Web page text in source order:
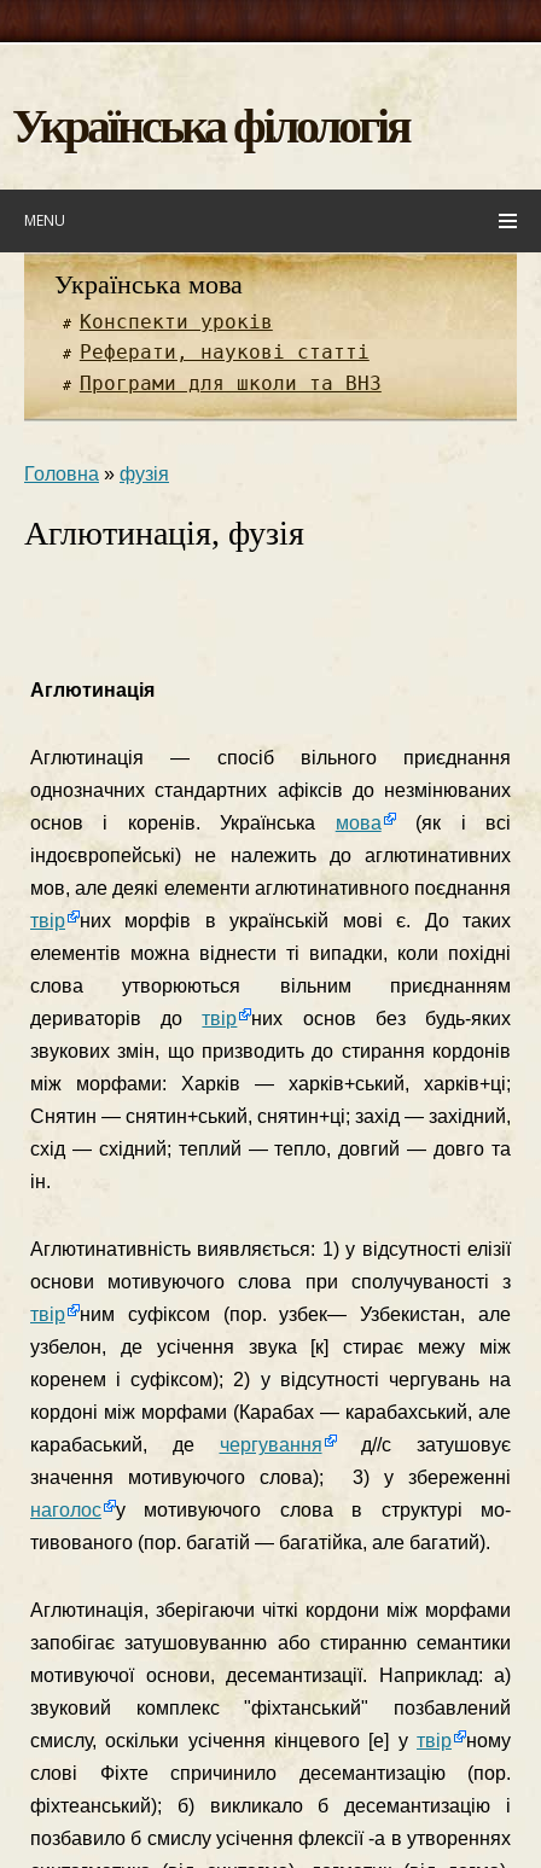
Українська філологія
MENU
Українська мова
Конспекти уроків
Реферати, наукові статті
Програми для школи та ВНЗ
Головна » фузія
Аглютинація, фузія
Аглютинація
Аглютинація — спосіб вільного приєднання
однознач­них стандартних афіксів до незмінюваних
основ і коренів. Українська мова
(як і всі
індоєвропейські) не належить до аглютинативних
мов, але деякі елементи аглютинативного поєднання
твір
них морфів в українській мові є. До таких
елементів можна від­нести ті випадки, коли похідні
слова утворюються вільним приєднанням
дериваторів дотвір
них основ без будь-яких
звукових змін, що призводить до стирання кордонів
між морфами: Харків — харків+ський, харків+ці;
Снятин — снятин+ський, снятин+ці; захід — західний,
схід — східний; теплий — тепло, довгий — довго та
ін.
Аглютинативність виявляється: 1) у відсутності елізії
основи мотивуючого слова при сполучуваності з
твір
ним суфіксом (пор. узбек— Узбекистан, але
узбелон, де усічення звука [к] стирає межу між
коренем і суфіксом); 2) у відсутності чергувань на
кордоні між морфами (Карабах — карабахський, але
карабаський, де чергування
д//с затушовує
значення мотивуючого слова); 3) у збереженні
наголос
у мотивуючого слова в структурі мо­
тивованого (пор. багатій — багатійка, але багатий).
Аглютинація, зберігаючи чіткі кордони між морфами
запобігає затушовуванню або стиранню семантики
моти­вуючої основи, десемантизації. Наприклад: а)
звуковий ком­плекс "фіхтанський" позбавлений
смислу, оскільки усічен­ня кінцевого [е] у твір
ному
слові Фіхте спричинило десемантизацію (пор.
фіхтеанський); б) викликало б десемантизацію і
позбавило б смислу усічення флексії -а в утвореннях